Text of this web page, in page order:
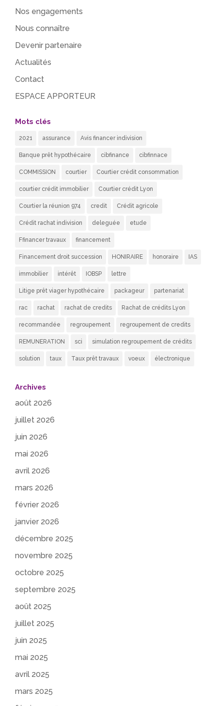
Nos engagements
Nous connaître
Devenir partenaire
Actualités
Contact
ESPACE APPORTEUR
Mots clés
2021 assurance Avis financer indivision
Banque prêt hypothécaire cibfinance cibfinnace
COMMISSION courtier Courtier crédit consommation
courtier crédit immobilier Courtier crédit Lyon
Courtier la réunion 974 credit Crédit agricole
Crédit rachat indivision deleguée etude
Ffinancer travaux financement
Financement droit succession HONIRAIRE honoraire IAS
immobilier intérêt IOBSP lettre
Litige prêt viager hypothécaire packageur partenariat
rac rachat rachat de credits Rachat de crédits Lyon
recommandée regroupement regroupement de credits
REMUNERATION sci simulation regroupement de crédits
solution taux Taux prêt travaux voeux électronique
Archives
août 2026
juillet 2026
juin 2026
mai 2026
avril 2026
mars 2026
février 2026
janvier 2026
décembre 2025
novembre 2025
octobre 2025
septembre 2025
août 2025
juillet 2025
juin 2025
mai 2025
avril 2025
mars 2025